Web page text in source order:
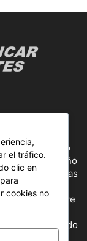
noticias creado
en el año
noticias
y el
donde se vive
periodistas
del mundo
el tráfico.
clic en
cookies no